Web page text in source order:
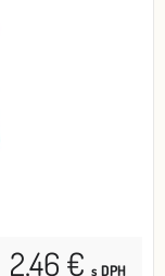
2,46 € s DPH